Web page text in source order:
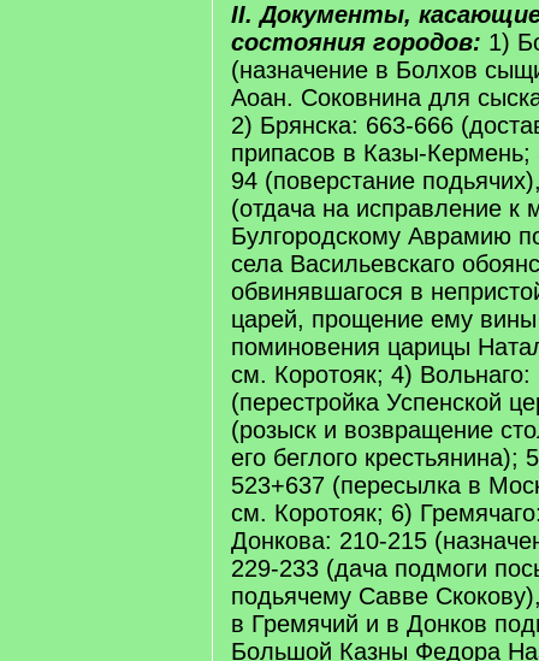
II. Документы,
состояния городов: 1)
(назначение в Болхов
Аоан. Соковнина для
2) Брянска: 663-666
припасов в Казы-Кермень;
94 (поверстание
(отдача на исправление к
Булгородскому Аврамию
села Васильевскаго
обвинявшагося в
царей, прощение ему
поминовения царицы
см. Коротояк; 4) Вольнаго:
(перестройка Успенской
(розыск и возвращение
его беглого
523+637 (пересылка в
см. Коротояк; 6)
Донкова: 210-215
229-233 (дача подмоги
подьячему Савве
в Гремячий и в Донков
Большой Казны Федора